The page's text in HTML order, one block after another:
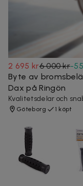
2 695 kr6 000 kr-55
Byte av
Dax på Ringön
Kvalitetsdelar och
Göteborg 1 köpt